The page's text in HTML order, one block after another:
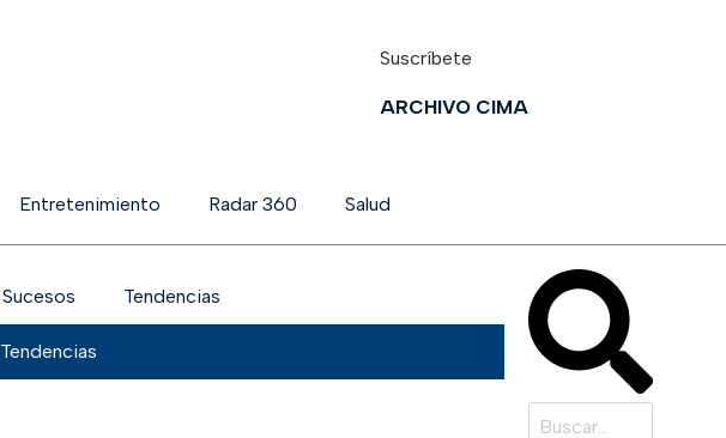
Suscríbete
ARCHIVO CIMA
Entretenimiento Radar 360 Salud
Sucesos Tendencias
Tendencias